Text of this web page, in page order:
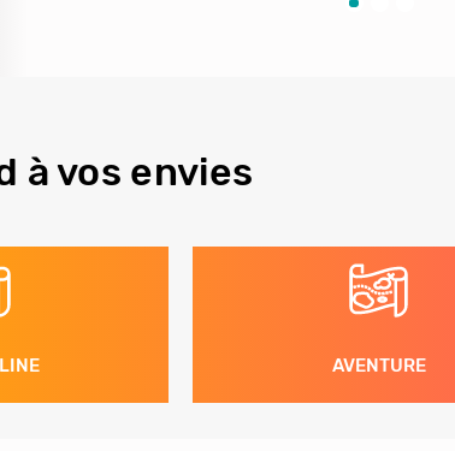
à vos envies
AVENTURE